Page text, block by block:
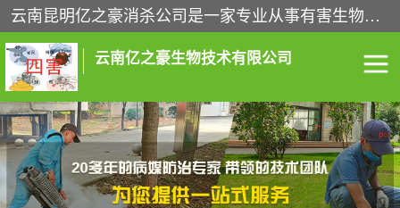
云南昆明亿之豪消杀公司是一家专业从事有害生物防治综合治理的公司，治理服务包括：灭鼠,杀虫,除虫,除蟑螂,白蚁防治,消杀等；安全环保,快速上门,价格透明,完善的售后服务,不影响您的生活工作。
云南亿之豪生物技术有限公司
灭鼠服务 杀虫服务
除虫服务 除蟑螂服务